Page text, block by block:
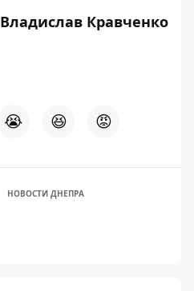
Владислав Кравченко
😭 😆 😡
НОВОСТИ ДНЕПРА